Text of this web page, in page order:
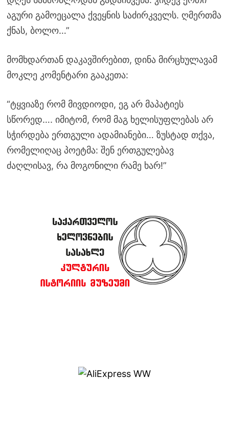
აგური გამოეცალა ქვეყნის საძირკველს. ღმერთმა
ქნას, ბოლო…”
მომხდართან დაკავშირებით, დინა მირცხულავამ
მოკლე კომენტარი გააკეთა:
“ტყვიაზე რომ მივდიოდი, ეგ არ მაპატიეს
სწორედ…. იმიტომ, რომ მაგ ხელისუფლებას არ
სჭირდება ერთგული ადამიანები… ზუსტად თქვა,
რომელიღაც პოეტმა: შენ ერთგულებავ
ძაღლისავ, რა მოგონილი რამე ხარ!”